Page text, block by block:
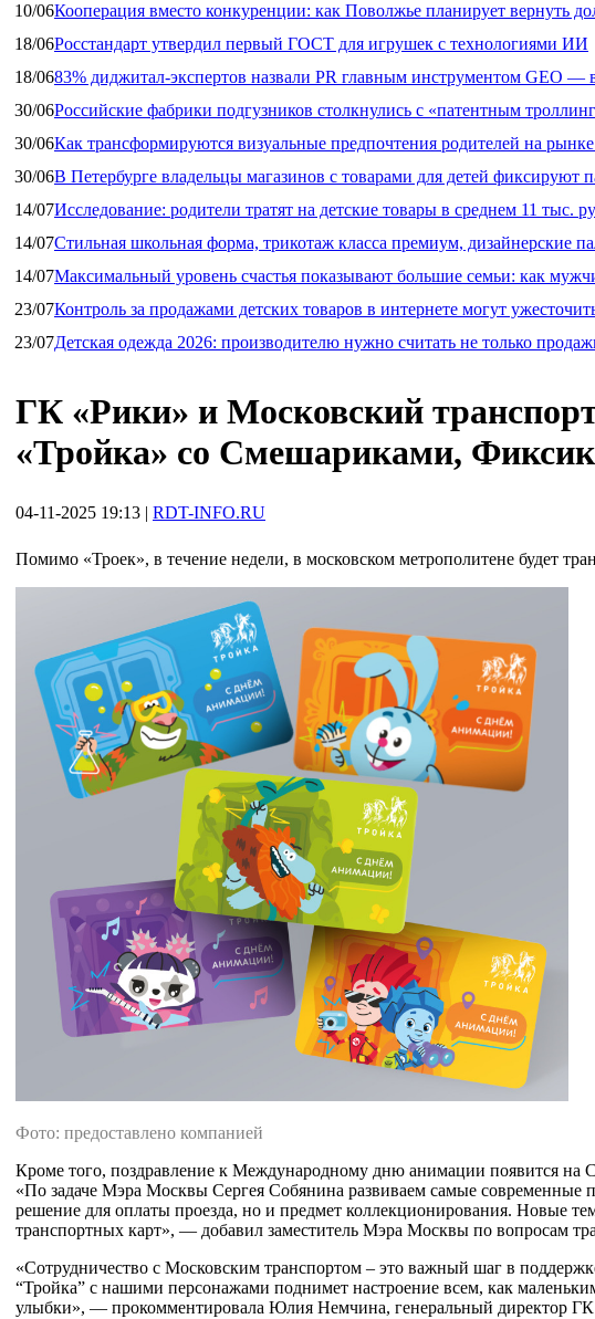
10/06Кооперация вместо конкуренции: как Поволжье планирует вернуть
18/06Росстандарт утвердил первый ГОСТ для игрушек с технологиями ИИ
18/0683% диджитал‑экспертов назвали PR главным инструментом GEO —
30/06Российские фабрики подгузников столкнулись с «патентным
30/06Как трансформируются визуальные предпочтения родителей на рынке
30/06В Петербурге владельцы магазинов с товарами для детей фиксируют
14/07Исследование: родители тратят на детские товары в среднем 11 тыс.
14/07Стильная школьная форма, трикотаж класса премиум, дизайнерские
14/07Максимальный уровень счастья показывают большие семьи: как
23/07Контроль за продажами детских товаров в интернете могут
23/07Детская одежда 2026: производителю нужно считать не только
ГК «Рики» и Московский
«Тройка» со Смешариками,
04-11-2025 19:13 | RDT-INFO.RU
Помимо «Троек», в течение недели, в московском метрополитене будет
Фото: предоставлено компанией
Кроме того, поздравление к Международному дню анимации появится на
«По задаче Мэра Москвы Сергея Собянина развиваем самые современные
решение для оплаты проезда, но и предмет коллекционирования. Новые
транспортных карт», — добавил заместитель Мэра Москвы по вопросам
«Сотрудничество с Московским транспортом – это важный шаг в
“Тройка” с нашими персонажами поднимет настроение всем, как
улыбки», — прокомментировала Юлия Немчина, генеральный директор